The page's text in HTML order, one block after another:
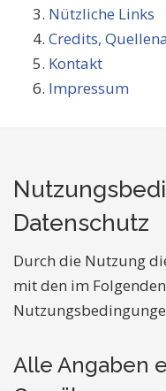
Nützliche Links
Credits,
Kontakt
Impressum
Datenschutz
Durch die Nutzung
mit den im
Alle Angaben